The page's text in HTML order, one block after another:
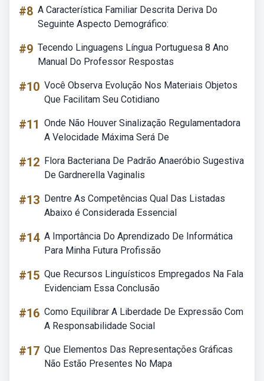
#8 A Característica Familiar Descrita Deriva Do
Seguinte Aspecto Demográfico:
#9 Tecendo Linguagens Língua Portuguesa 8 Ano
Manual Do Professor Respostas
#10 Você Observa Evolução Nos Materiais Objetos
Que Facilitam Seu Cotidiano
#11 Onde Não Houver Sinalização Regulamentadora
A Velocidade Máxima Será De
#12 Flora Bacteriana De Padrão Anaeróbio Sugestiva
De Gardnerella Vaginalis
#13 Dentre As Competências Qual Das Listadas
Abaixo é Considerada Essencial
#14 A Importância Do Aprendizado De Informática
Para Minha Futura Profissão
#15 Que Recursos Linguísticos Empregados Na Fala
Evidenciam Essa Conclusão
#16 Como Equilibrar A Liberdade De Expressão Com
A Responsabilidade Social
#17 Que Elementos Das Representações Gráficas
Não Estão Presentes No Mapa